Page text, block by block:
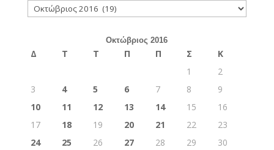
Ιστορικό
Οκτώβριος 2016
Δ Τ Τ Π Π Σ
Κ
1
2
3
4 5 6 7 8
9
10
11 12 13 14 15
16
17
18 19 20 21 22
23
24
25 26 27 28 29
30